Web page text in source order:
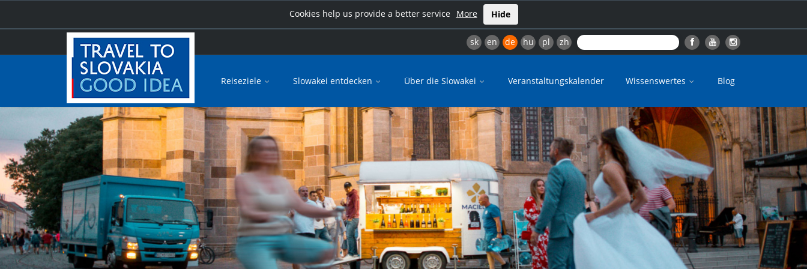
Cookies help us provide a better service More Hide
sk en de hu pl zh
Reiseziele Slowakei entdecken Über die Slowakei Veranstaltungskalender Wissenswertes Blog